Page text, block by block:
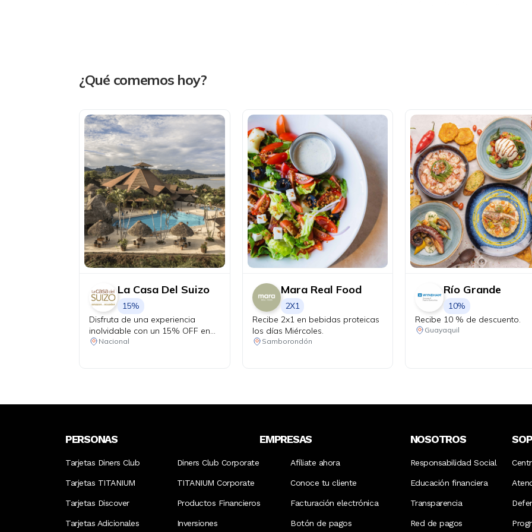
¿Qué comemos hoy?
La Casa Del Suizo
15%
Disfruta de una experiencia
inolvidable con un 15% OFF en
todos tus consumos dentro del
Nacional
Mara Real Food
2X1
Recibe 2x1 en bebidas proteicas
los días Miércoles.
Samborondón
Río Grande
10%
Recibe 10 % de descuento.
Guayaquil
PERSONAS
Tarjetas Diners Club
Tarjetas TITANIUM
Tarjetas Discover
Tarjetas Adicionales
EMPRESAS
Diners Club Corporate
TITANIUM Corporate
Productos Financieros
Inversiones
Afíliate ahora
Conoce tu cliente
Facturación electrónica
Botón de pagos
NOSOTROS
Responsabilidad Social
Educación financiera
Transparencia
Red de pagos